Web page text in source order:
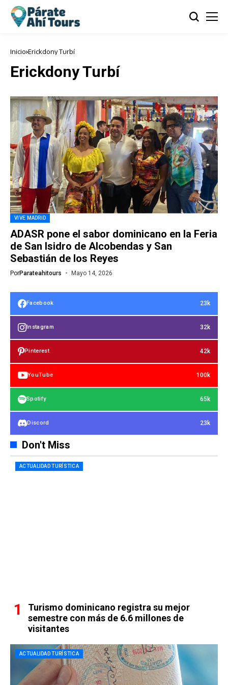
Inicio Erickdony Turbí
Erickdony Turbí
VIVE MADRID
ADASR pone el sabor dominicano en la Feria
de San Isidro de Alcobendas y San
Sebastián de los Reyes
PorParateahitours Mayo 14, 2026
Facebook 23k
Instagram 32k
Pinterest 42k
YouTube 100k
Spotify 65k
Discord 23k
Don't Miss
ACTUALIDAD TURÍSTICA
Turismo dominicano registra su mejor
semestre con más de 6.6 millones de
visitantes
ACTUALIDAD TURÍSTICA